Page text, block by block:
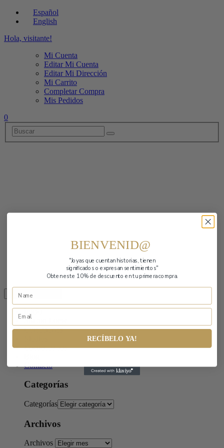
Español
English
Hola, visitante!
Mi Cuenta
Editar Mi Cuenta
Editar Mi Dirección
Mi Carrito
Completar Compra
Mis Pedidos
0
Toggle navigation
Inicio
Sharon Loew
Colecciones
Encuéntranos
Contacto
Categorías
Categorías
Archivos
Archivos
BIENVENID@
"Joyas que cuentan historias,tienen
significados o expresan sentimientos"
Obten este 10% de descuento en tu primera compra.
RECÍBELO YA!